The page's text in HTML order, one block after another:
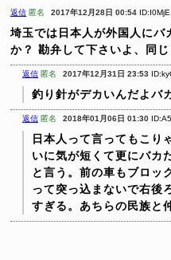
返信 匿名 2017年12月28日 00:54
埼玉では日本人が外国人にバ
か？ 勘弁して下さいよ、同
返信 匿名 2017年12月31日 23:53
釣り針がデカいんだよバ
返信 匿名 2018年01月06日 01:30
日本人って言ってもこり
いに気が短くて更にバカ
と言う。前の車もブロッ
って突っ込まないで右後
すぎる。あちらの民族と